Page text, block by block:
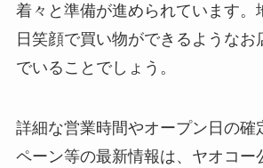
着々と準備が進められています。
日笑顔で買い物ができるようなお
でいることでしょう。
詳細な営業時間やオープン日の確
ペーン等の最新情報は、ヤオコー